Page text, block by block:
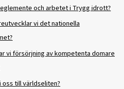
och arbetet i Trygg idrott?
vi det nationella
vi försörjning av kompetenta domare
oss till världseliten?